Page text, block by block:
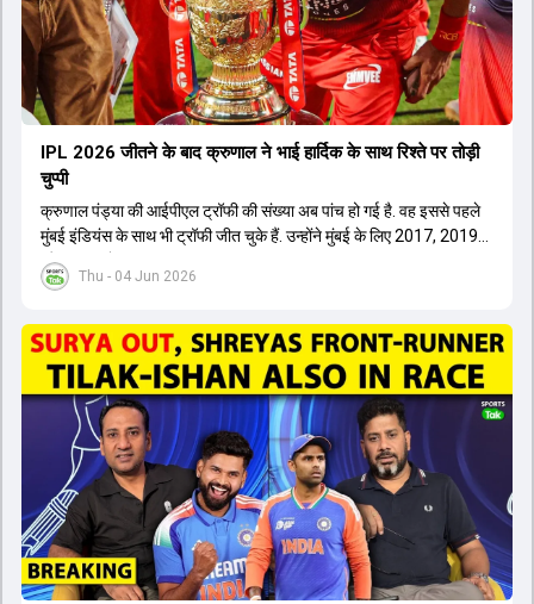
Thu - 04 Jun 2026
IPL 2026 जीतने के बाद क्रुणाल ने भाई हार्द‍िक के साथ र‍िश्ते पर तोड़ी
चुप्पी
क्रुणाल पंड्या की आईपीएल ट्रॉफी की संख्या अब पांच हो गई है. वह इससे पहले
मुंबई इंडियंस के साथ भी ट्रॉफी जीत चुके हैं. उन्होंने मुंबई के लिए 2017, 2019
और 2020 में ट्रॉफी जीती थी.